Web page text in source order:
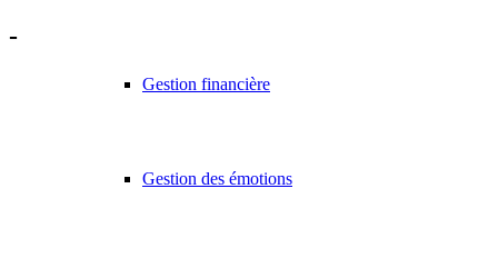
Gestion financière
Gestion des émotions
-